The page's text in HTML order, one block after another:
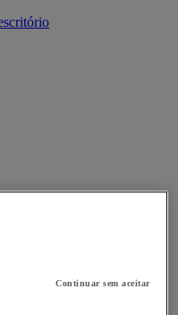
Continuar sem aceitar